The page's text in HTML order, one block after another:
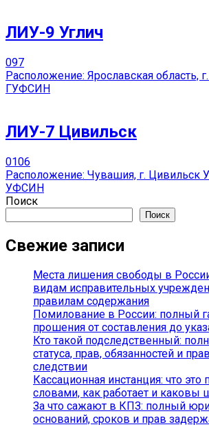
ЛИУ-9 Углич
097
Расположение: Ярославская область,
ГУФСИН
ЛИУ-7 Цивильск
0106
Расположение: Чувашия, г.
УФСИН
Поиск
Поиск
Свежие записи
Места лишения свободы в
видам исправительных
правилам содержания
Помилование в России: полный
прошения от составления до
Кто такой подследственный:
статуса, прав, обязанностей и
следствии
Кассационная инстанция: что
словами, как работает и каковы
За что сажают в КПЗ: полный
оснований, сроков и прав